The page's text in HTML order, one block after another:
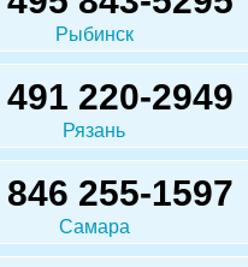
Рыбинск
491 220-2949
Рязань
846 255-1597
Самара